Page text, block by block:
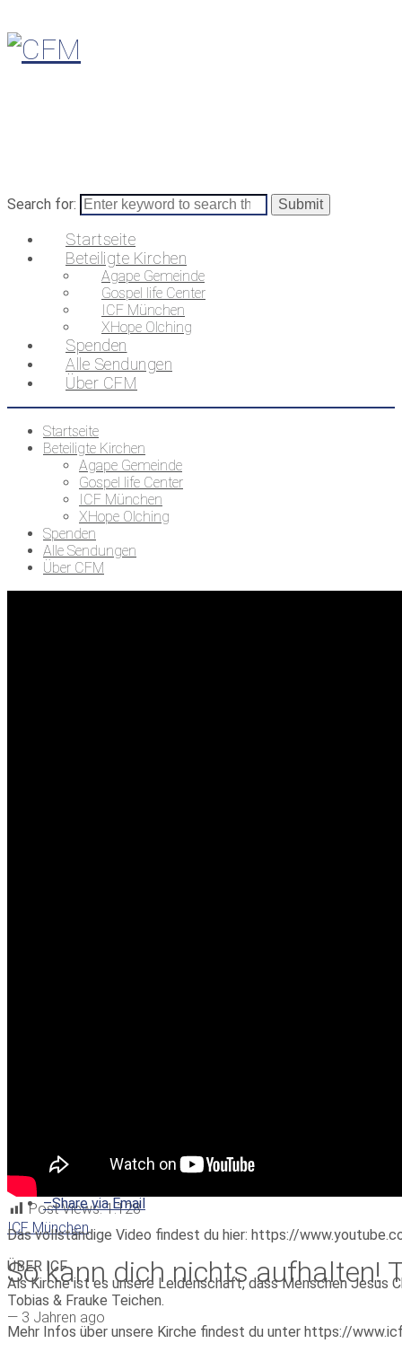
Search for:
Startseite
Beteiligte Kirchen
Agape Gemeinde
Gospel life Center
ICF München
XHope Olching
Spenden
Alle Sendungen
Über CFM
Startseite
Beteiligte Kirchen
Agape Gemeinde
Gospel life Center
ICF München
XHope Olching
Spenden
Alle Sendungen
Über CFM
Post Views: 1.128
ICF München
So kann dich nichts aufhalten!
— 3 Jahren ago
Share on Twitter
–Share on Facebook
–Share via Email
Das vollständige Video findest du hier: https://
ÜBER ICF
Als Kirche ist es unsere Leidenschaft, dass Menschen Jesus
Tobias & Frauke Teichen.
Mehr Infos über unsere Kirche findest du unter https://